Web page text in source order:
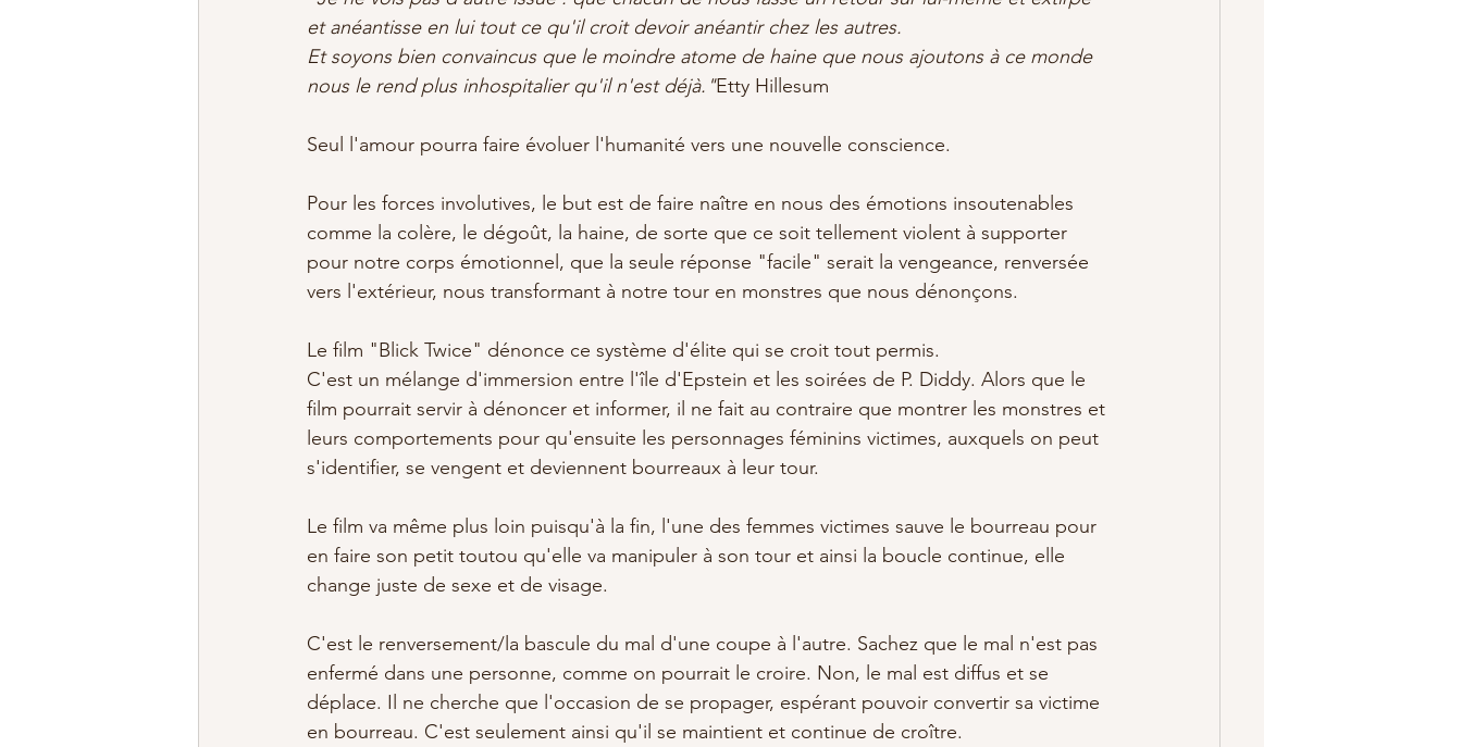
et anéantisse en lui tout ce qu'il croit devoir anéantir chez les autres.
Et soyons bien convaincus que le moindre atome de haine que nous ajoutons à ce monde
nous le rend plus inhospitalier qu'il n'est déjà."Etty Hillesum
Seul l'amour pourra faire évoluer l'humanité vers une nouvelle conscience.
Pour les forces involutives, le but est de faire naître en nous des émotions insoutenables
comme la colère, le dégoût, la haine, de sorte que ce soit tellement violent à supporter
pour notre corps émotionnel, que la seule réponse "facile" serait la vengeance, renversée
vers l'extérieur, nous transformant à notre tour en monstres que nous dénonçons.
Le film "Blick Twice" dénonce ce système d'élite qui se croit tout permis.
C'est un mélange d'immersion entre l'île d'Epstein et les soirées de P. Diddy. Alors que le
film pourrait servir à dénoncer et informer, il ne fait au contraire que montrer les monstres et
leurs comportements pour qu'ensuite les personnages féminins victimes, auxquels on peut
s'identifier, se vengent et deviennent bourreaux à leur tour.
Le film va même plus loin puisqu'à la fin, l'une des femmes victimes sauve le bourreau pour
en faire son petit toutou qu'elle va manipuler à son tour et ainsi la boucle continue, elle
change juste de sexe et de visage.
C'est le renversement/la bascule du mal d'une coupe à l'autre. Sachez que le mal n'est pas
enfermé dans une personne, comme on pourrait le croire. Non, le mal est diffus et se
déplace. Il ne cherche que l'occasion de se propager, espérant pouvoir convertir sa victime
en bourreau. C'est seulement ainsi qu'il se maintient et continue de croître.